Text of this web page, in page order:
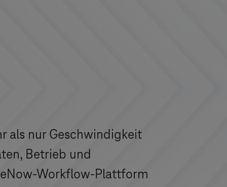
als nur Geschwindigkeit
Betrieb und
Workflow-Plattform